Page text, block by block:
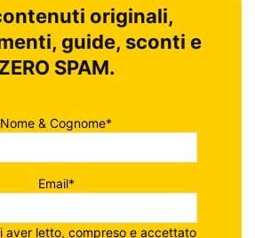
originali,
guide, sconti e
SPAM.
Nome & Cognome*
Email*
aver letto, compreso e accettato